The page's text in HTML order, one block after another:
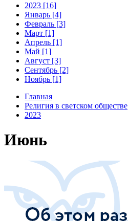
2023 [16]
Январь [4]
Февраль [3]
Март [1]
Апрель [1]
Май [1]
Август [3]
Сентябрь [2]
Ноябрь [1]
Главная
Религия в светском обществе
2023
Июнь